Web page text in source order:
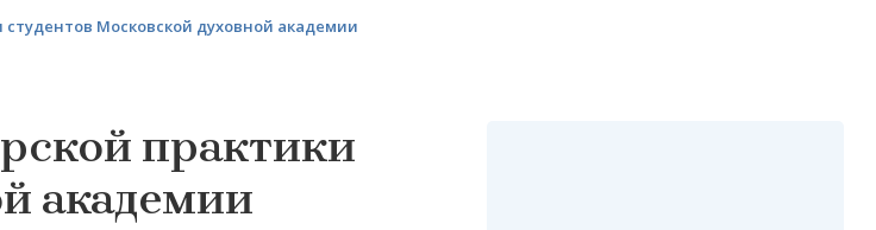
Московской духовной академии
практики
академии